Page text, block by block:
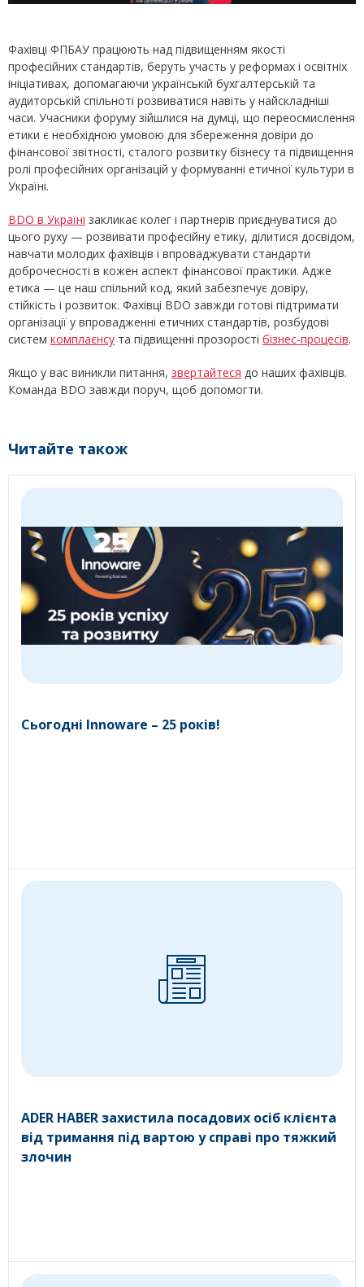
Фахівці ФПБАУ працюють над підвищенням якості
професійних стандартів, беруть участь у реформах і освітніх
ініціативах, допомагаючи українській бухгалтерській та
аудиторській спільноті розвиватися навіть у найскладніші
часи. Учасники форуму зійшлися на думці, що переосмислення
етики є необхідною умовою для збереження довіри до
фінансової звітності, сталого розвитку бізнесу та підвищення
ролі професійних організацій у формуванні етичної культури в
Україні.
BDO в Україні закликає колег і партнерів приєднуватися до
цього руху — розвивати професійну етику, ділитися досвідом,
навчати молодих фахівців і впроваджувати стандарти
доброчесності в кожен аспект фінансової практики. Адже
етика — це наш спільний код, який забезпечує довіру,
стійкість і розвиток. Фахівці BDO завжди готові підтримати
організації у впровадженні етичних стандартів, розбудові
систем комплаєнсу та підвищенні прозорості бізнес-процесів.
Якщо у вас виникли питання, звертайтеся до наших фахівців.
Команда BDO завжди поруч, щоб допомогти.
Читайте також
Сьогодні Innoware – 25 років!
ADER HABER захистила посадових осіб клієнта
від тримання під вартою у справі про тяжкий
злочин